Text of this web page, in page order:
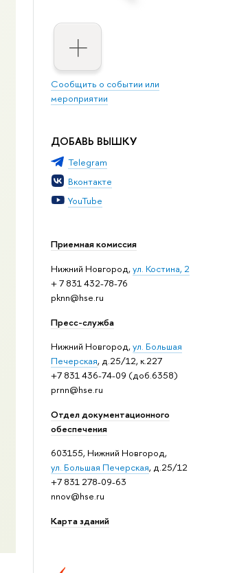
Сообщить о событии или
мероприятии
ДОБАВЬ ВЫШКУ
Telegram
Вконтакте
YouTube
Приемная комиссия
Нижний Новгород,ул. Костина, 2
+ 7 831 432-78-76
pknn@hse.ru
Пресс-служба
Нижний Новгород,ул. Большая
Печерская, д.25/12, к.227
+7 831 436-74-09 (доб.6358)
prnn@hse.ru
Отдел документационного
обеспечения
603155, Нижний Новгород,
ул. Большая Печерская, д.25/12
+7 831 278-09-63
nnov@hse.ru
Карта зданий